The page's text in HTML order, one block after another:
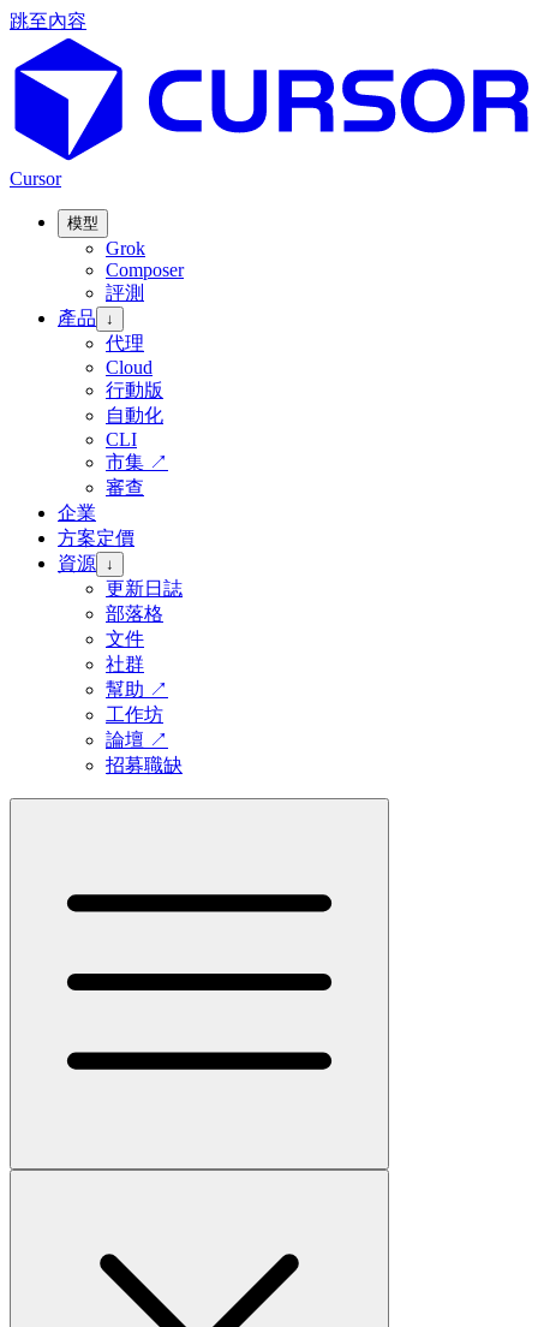
跳至內容
Cursor
模型
Grok
Composer
評測
產品
↓
代理
Cloud
行動版
自動化
CLI
市集 ↗
審查
企業
方案定價
資源 ↓
更新日誌
部落格
文件
社群
幫助 ↗
工作坊
論壇 ↗
招募職缺